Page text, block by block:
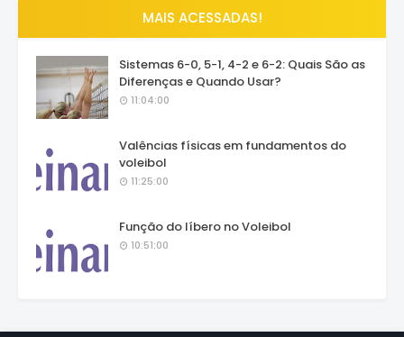
MAIS ACESSADAS!
Sistemas 6-0, 5-1, 4-2 e 6-2: Quais São as
Diferenças e Quando Usar?
11:04:00
Valências físicas em fundamentos do
voleibol
11:25:00
Função do líbero no Voleibol
10:51:00